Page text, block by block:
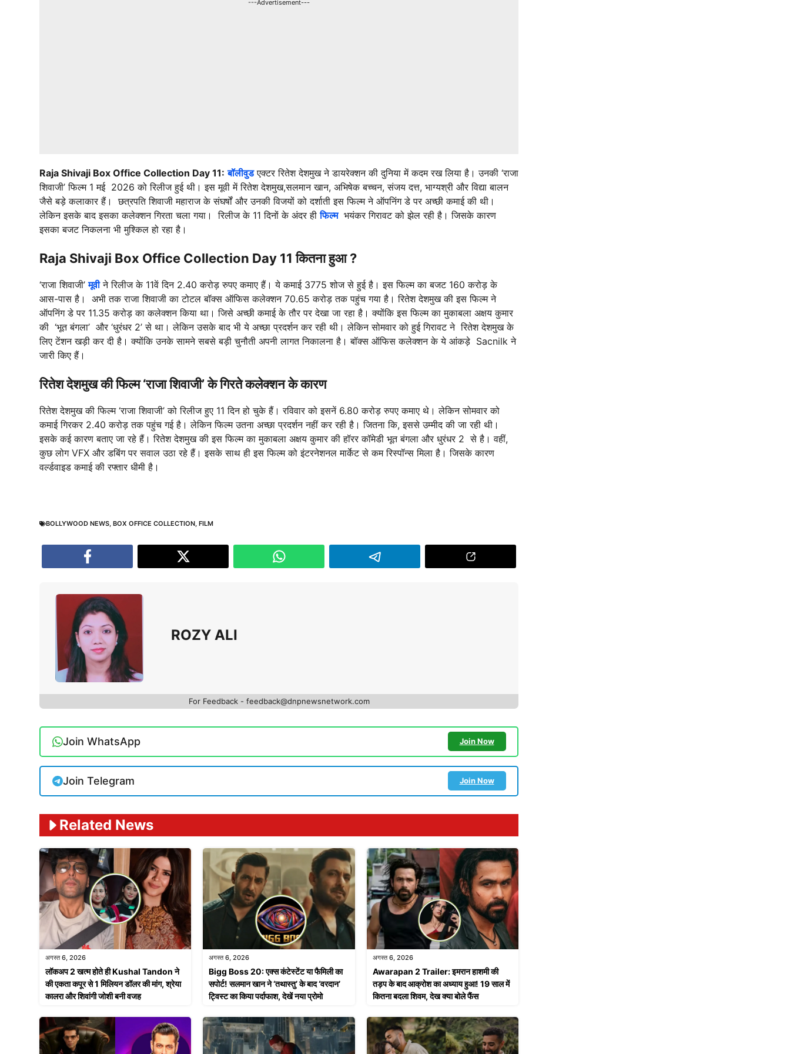
---Advertisement---
Raja Shivaji Box Office Collection Day 11: बॉलीवुडएक्टर रितेश देशमुख ने डायरेक्शन की दुनिया में कदम रख लिया है। उनकी ‘राजा
शिवाजी’ फिल्म 1 मई 2026 को रिलीज हुई थी। इस मूवी में रितेश देशमुख,सलमान खान, अभिषेक बच्चन, संजय दत्त, भाग्यश्री और विद्या बालन
जैसे बड़े कलाकार हैं। छत्रपति शिवाजी महाराज के संघर्षों और उनकी विजयों को दर्शाती इस फिल्म ने ऑपनिंग डे पर अच्छी कमाई की थी।
लेकिन इसके बाद इसका कलेक्शन गिरता चला गया। रिलीज के 11 दिनों के अंदर हीफिल्मभयंकर गिरावट को झेल रही है। जिसके कारण
इसका बजट निकलना भी मुश्किल हो रहा है।
Raja Shivaji Box Office Collection Day 11 कितना हुआ ?
‘राजा शिवाजी’मूवीने रिलीज के 11वें दिन 2.40 करोड़ रुपए कमाए हैं। ये कमाई 3775 शोज से हुई है। इस फिल्म का बजट 160 करोड़ के
आस-पास है। अभी तक राजा शिवाजी का टोटल बॉक्स ऑफिस कलेक्शन 70.65 करोड़ तक पहुंच गया है। रितेश देशमुख की इस फिल्म ने
ऑपनिंग डे पर 11.35 करोड़ का कलेक्शन किया था। जिसे अच्छी कमाई के तौर पर देखा जा रहा है। क्योंकि इस फिल्म का मुकाबला अक्षय कुमार
की ‘भूत बंगला’ और ‘धुरंधर 2’ से था। लेकिन उसके बाद भी ये अच्छा प्रदर्शन कर रही थी। लेकिन सोमवार को हुई गिरावट ने रितेश देशमुख के
लिए टेंशन खड़ी कर दी है। क्योंकि उनके सामने सबसे बड़ी चुनौती अपनी लागत निकालना है। बॉक्स ऑफिस कलेक्शन के ये आंकड़े Sacnilk ने
जारी किए हैं।
रितेश देशमुख की फिल्म ‘राजा शिवाजी’ के गिरते कलेक्शन के कारण
रितेश देशमुख की फिल्म ‘राजा शिवाजी’ को रिलीज हुए 11 दिन हो चुके हैं। रविवार को इसनें 6.80 करोड़ रुपए कमाए थे। लेकिन सोमवार को
कमाई गिरकर 2.40 करोड़ तक पहुंच गई है। लेकिन फिल्म उतना अच्छा प्रदर्शन नहीं कर रही है। जितना कि, इससे उम्मीद की जा रही थी।
इसके कई कारण बताए जा रहे हैं। रितेश देशमुख की इस फिल्म का मुकाबला अक्षय कुमार की हॉरर कॉमेडी भूत बंगला और धुरंधर 2 से है। वहीं,
कुछ लोग VFX और डबिंग पर सवाल उठा रहे हैं। इसके साथ ही इस फिल्म को इंटरनेशनल मार्केट से कम रिस्पॉन्स मिला है। जिसके कारण
वर्ल्डवाइड कमाई की रफ्तार धीमी है।
BOLLYWOOD NEWS, BOX OFFICE COLLECTION, FILM
ROZY ALI
For Feedback - feedback@dnpnewsnetwork.com
Join WhatsApp Join Now
Join Telegram Join Now
Related News
अगस्त 6, 2026
लॉकअप 2 खत्म होते ही Kushal Tandon ने
की एकता कपूर से 1 मिलियन डॉलर की मांग, श्रेया
कालरा और शिवांगी जोशी बनी वजह
अगस्त 6, 2026
Bigg Boss 20: एक्स कंटेस्टेंट या फैमिली का
सपोर्ट! सलमान खान ने ‘तथास्तु’ के बाद ‘वरदान’
ट्विस्ट का किया पर्दाफाश, देखें नया प्रोमो
अगस्त 6, 2026
Awarapan 2 Trailer: इमरान हाशमी की
तड़प के बाद आक्रोश का अध्याय हुआ! 19 साल में
कितना बदला शिवम, देख क्या बोले फैंस